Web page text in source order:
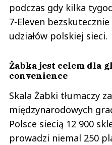
podczas gdy kilka
7-Eleven
udziałów polskiej sieci.
Żabka jest celem dla
convenience
Skala Żabki tłumaczy
międzynarodowych
Polsce siecią 12 900
prowadzi niemal 250